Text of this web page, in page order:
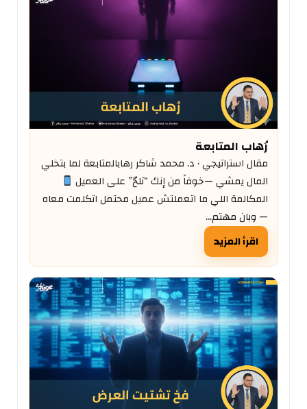
رُهاب المتابعة
مقال استراتيجي · د. محمد شاكر رهابالمتابعة لما بتخلي
المال يمشي —خوفاً من إنك “تلحّ” على العميل
المكالمة اللي ما اتعملتش عميل محتمل اتكلمت معاه
— وبان مهتم…
اقرأ المزيد